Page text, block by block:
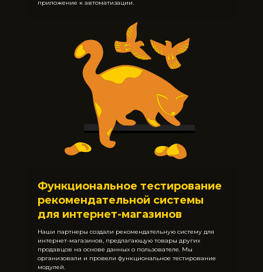
приложение к автоматизации.
Функциональное тестирование
рекомендательной системы
для интернет-магазинов
Наши партнеры создали рекомендательную систему для
интернет-магазинов, предлагающую товары других
продавцов на основе данных о пользователе. Мы
организовали и провели функциональное тестирование
модулей.